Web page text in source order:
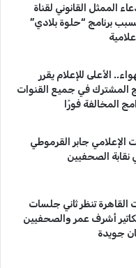
الممثل القانوني لقناة
برنامج “حلوة بلادي”
الأعلى للإعلام يقرر
المشترك في جميع القنوات
المخالفة فورًا
الإعلامي جابر القرموطي
الصحفيين
تنظر ثاني جلسات
أشرف عمر والصحفيين
جويدة